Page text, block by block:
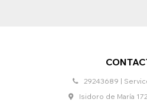
29243689 |
Isidoro de María